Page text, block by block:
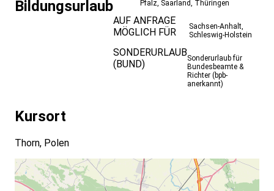
Bildungsurlaub Pfalz, Saarland, Thüringen
AUF ANFRAGE
MÖGLICH FÜR
Sachsen-Anhalt,
Schleswig-Holstein
SONDERURLAUB
(BUND)
Sonderurlaub für
Bundesbeamte &
Richter (bpb-
anerkannt)
Kursort
Thorn, Polen